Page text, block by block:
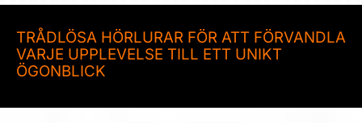
TRÅDLÖSA HÖRLURAR FÖR ATT FÖRVANDLA
VARJE UPPLEVELSE TILL ETT UNIKT
ÖGONBLICK